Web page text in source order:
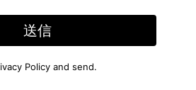
送信
Policy and send.